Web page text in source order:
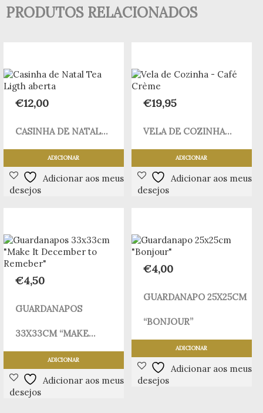
PRODUTOS RELACIONADOS
€12,00
CASINHA DE NATAL...
ADICIONAR
Adicionar aos meus
desejos
€19,95
VELA DE COZINHA...
ADICIONAR
Adicionar aos meus
desejos
€4,50
GUARDANAPOS
33X33CM “MAKE...
ADICIONAR
Adicionar aos meus
desejos
€4,00
GUARDANAPO 25X25CM
“BONJOUR”
ADICIONAR
Adicionar aos meus
desejos